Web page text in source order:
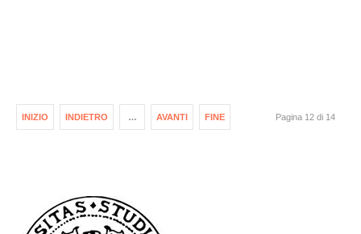
INIZIO INDIETRO … AVANTI FINE Pagina 12 di 14